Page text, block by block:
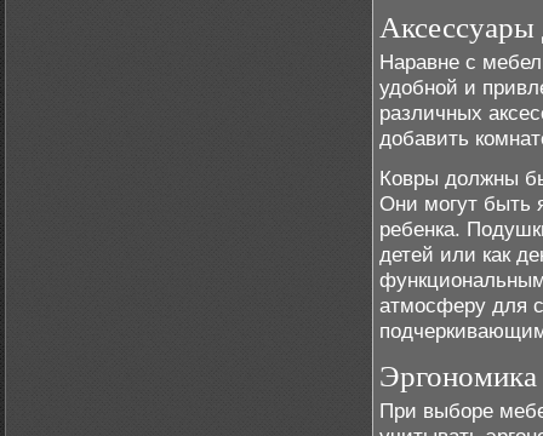
Аксессуары
Наравне с
удобной и
различных
добавить
Ковры должны
Они могут быть
ребенка.
детей или как
атмосферу для
Эргономика
При выборе